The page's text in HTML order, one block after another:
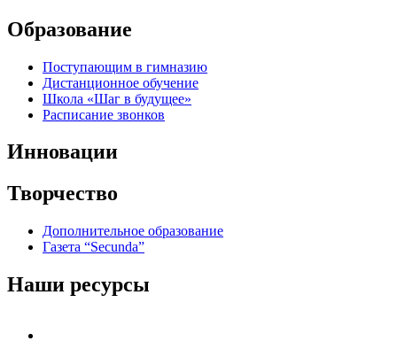
Образование
Поступающим в гимназию
Дистанционное обучение
Школа «Шаг в будущее»
Расписание звонков
Инновации
Творчество
Дополнительное образование
Газета “Secunda”
Наши ресурсы